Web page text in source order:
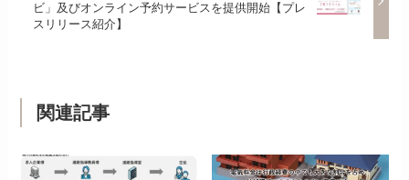
ビ」及びオンライン予約サービスを提供開始【プレ
スリリース紹介】
関連記事